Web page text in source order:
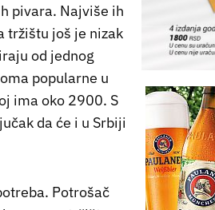
pivara. Najviše ih
tržištu još je nizak
od jednog
popularne u
ima oko 2900. S
da će i u Srbiji
Potrošač